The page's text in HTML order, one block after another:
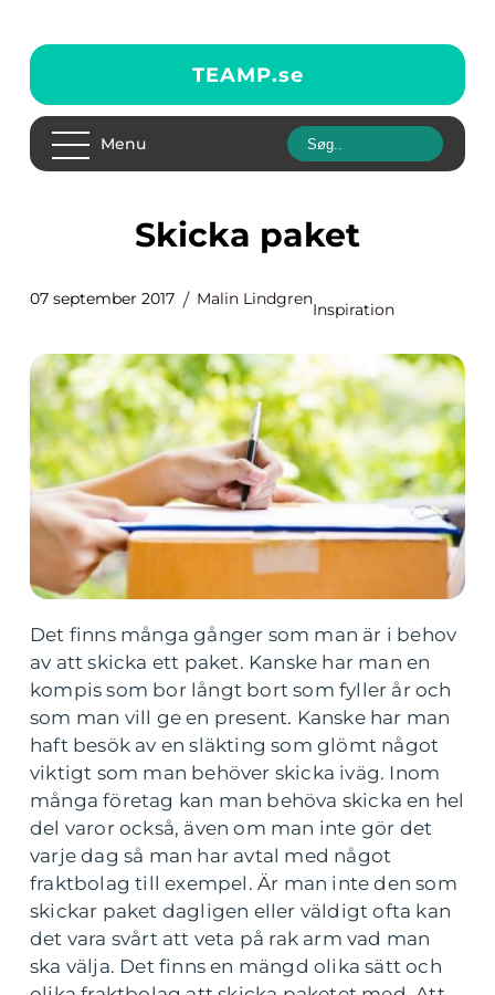
TEAMP.se
Menu
Skicka paket
07 september 2017 Malin Lindgren
Inspiration
Det finns många gånger som man är i behov
av att skicka ett paket. Kanske har man en
kompis som bor långt bort som fyller år och
som man vill ge en present. Kanske har man
haft besök av en släkting som glömt något
viktigt som man behöver skicka iväg. Inom
många företag kan man behöva skicka en hel
del varor också, även om man inte gör det
varje dag så man har avtal med något
fraktbolag till exempel. Är man inte den som
skickar paket dagligen eller väldigt ofta kan
det vara svårt att veta på rak arm vad man
ska välja. Det finns en mängd olika sätt och